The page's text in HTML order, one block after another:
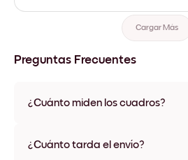
Cargar Más
Preguntas Frecuentes
¿Cuánto miden los cuadros?
varios materiales y colores de
¿Cuánto tarda el envío?